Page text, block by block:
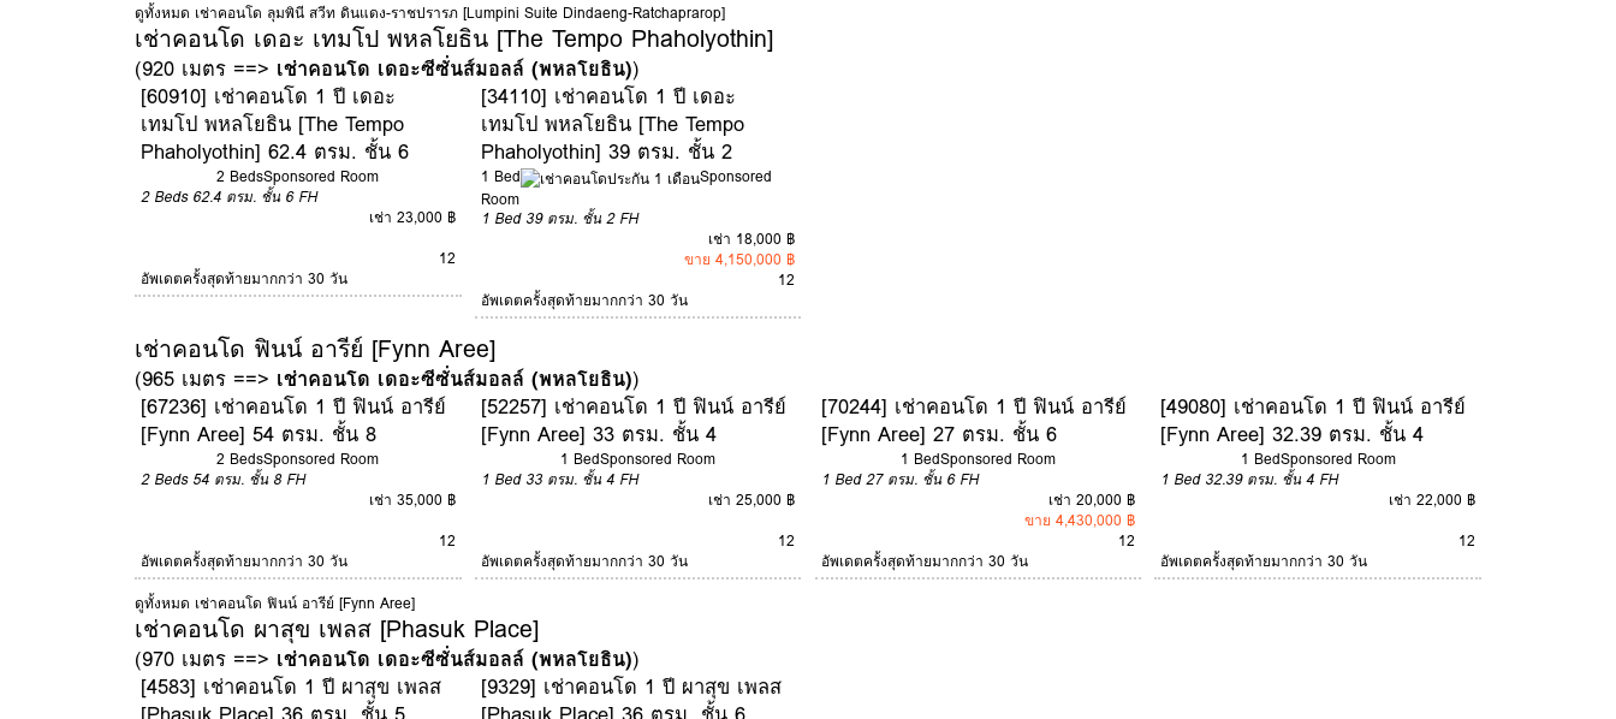
ดูทั้งหมด เช่าคอนโด ลุมพินี สวีท ดินแดง-ราชปรารภ [Lumpini Suite Dindaeng-Ratchaprarop]
เช่าคอนโด เดอะ เทมโป พหลโยธิน [The Tempo Phaholyothin]
(920 เมตร ==> เช่าคอนโด เดอะซีซั่นส์มอลล์ (พหลโยธิน))
[60910] เช่าคอนโด 1 ปี เดอะ
เทมโป พหลโยธิน [The Tempo
Phaholyothin] 62.4 ตรม. ชั้น 6
2 BedsSponsored Room
2 Beds 62.4 ตรม. ชั้น 6 FH
เช่า 23,000 ฿
12
อัพเดตครั้งสุดท้ายมากกว่า 30 วัน
[34110] เช่าคอนโด 1 ปี เดอะ
เทมโป พหลโยธิน [The Tempo
Phaholyothin] 39 ตรม. ชั้น 2
1 Bed
Sponsored
Room
1 Bed 39 ตรม. ชั้น 2 FH
เช่า 18,000 ฿
ขาย 4,150,000 ฿
12
อัพเดตครั้งสุดท้ายมากกว่า 30 วัน
เช่าคอนโด ฟินน์ อารีย์ [Fynn Aree]
(965 เมตร ==> เช่าคอนโด เดอะซีซั่นส์มอลล์ (พหลโยธิน))
[67236] เช่าคอนโด 1 ปี ฟินน์ อารีย์
[Fynn Aree] 54 ตรม. ชั้น 8
2 BedsSponsored Room
2 Beds 54 ตรม. ชั้น 8 FH
เช่า 35,000 ฿
12
อัพเดตครั้งสุดท้ายมากกว่า 30 วัน
[52257] เช่าคอนโด 1 ปี ฟินน์ อารีย์
[Fynn Aree] 33 ตรม. ชั้น 4
1 BedSponsored Room
1 Bed 33 ตรม. ชั้น 4 FH
เช่า 25,000 ฿
12
อัพเดตครั้งสุดท้ายมากกว่า 30 วัน
[70244] เช่าคอนโด 1 ปี ฟินน์ อารีย์
[Fynn Aree] 27 ตรม. ชั้น 6
1 BedSponsored Room
1 Bed 27 ตรม. ชั้น 6 FH
เช่า 20,000 ฿
ขาย 4,430,000 ฿
12
อัพเดตครั้งสุดท้ายมากกว่า 30 วัน
[49080] เช่าคอนโด 1 ปี ฟินน์ อารีย์
[Fynn Aree] 32.39 ตรม. ชั้น 4
1 BedSponsored Room
1 Bed 32.39 ตรม. ชั้น 4 FH
เช่า 22,000 ฿
12
อัพเดตครั้งสุดท้ายมากกว่า 30 วัน
ดูทั้งหมด เช่าคอนโด ฟินน์ อารีย์ [Fynn Aree]
เช่าคอนโด ผาสุข เพลส [Phasuk Place]
(970 เมตร ==> เช่าคอนโด เดอะซีซั่นส์มอลล์ (พหลโยธิน))
[4583] เช่าคอนโด 1 ปี ผาสุข เพลส
[9329] เช่าคอนโด 1 ปี ผาสุข เพลส